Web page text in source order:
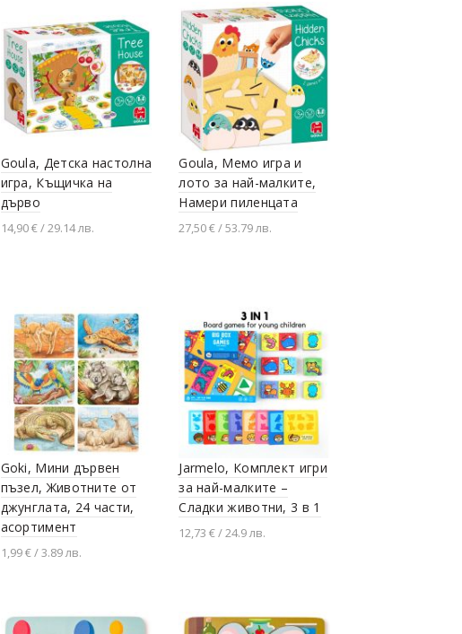
Goula, Детска настолна
игра, Къщичка на
дърво
14,90 € / 29.14 лв.
Goula, Мемо игра и
лото за най-малките,
Намери пиленцата
27,50 € / 53.79 лв.
Goki, Мини дървен
пъзел, Животните от
джунглата, 24 части,
асортимент
1,99 € / 3.89 лв.
Jarmelo, Комплект игри
за най-малките –
Сладки животни, 3 в 1
12,73 € / 24.9 лв.